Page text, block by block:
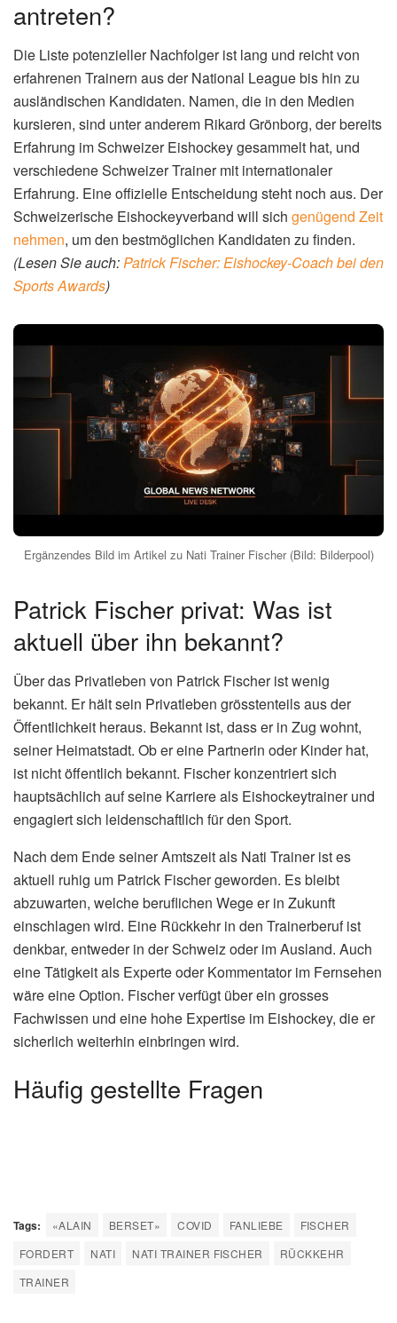
antreten?
Die Liste potenzieller Nachfolger ist lang und reicht von
erfahrenen Trainern aus der National League bis hin zu
ausländischen Kandidaten. Namen, die in den Medien
kursieren, sind unter anderem Rikard Grönborg, der bereits
Erfahrung im Schweizer Eishockey gesammelt hat, und
verschiedene Schweizer Trainer mit internationaler
Erfahrung. Eine offizielle Entscheidung steht noch aus. Der
Schweizerische Eishockeyverband will sich genügend Zeit
nehmen, um den bestmöglichen Kandidaten zu finden.
(Lesen Sie auch:Patrick Fischer: Eishockey-Coach bei den
Sports Awards)
Ergänzendes Bild im Artikel zu Nati Trainer Fischer (Bild: Bilderpool)
Patrick Fischer privat: Was ist
aktuell über ihn bekannt?
Über das Privatleben von Patrick Fischer ist wenig
bekannt. Er hält sein Privatleben grösstenteils aus der
Öffentlichkeit heraus. Bekannt ist, dass er in Zug wohnt,
seiner Heimatstadt. Ob er eine Partnerin oder Kinder hat,
ist nicht öffentlich bekannt. Fischer konzentriert sich
hauptsächlich auf seine Karriere als Eishockeytrainer und
engagiert sich leidenschaftlich für den Sport.
Nach dem Ende seiner Amtszeit als Nati Trainer ist es
aktuell ruhig um Patrick Fischer geworden. Es bleibt
abzuwarten, welche beruflichen Wege er in Zukunft
einschlagen wird. Eine Rückkehr in den Trainerberuf ist
denkbar, entweder in der Schweiz oder im Ausland. Auch
eine Tätigkeit als Experte oder Kommentator im Fernsehen
wäre eine Option. Fischer verfügt über ein grosses
Fachwissen und eine hohe Expertise im Eishockey, die er
sicherlich weiterhin einbringen wird.
Häufig gestellte Fragen
Tags: «ALAIN BERSET» COVID FANLIEBE
FISCHER
FORDERT
NATI NATI TRAINER FISCHER
RÜCKKEHR
TRAINER